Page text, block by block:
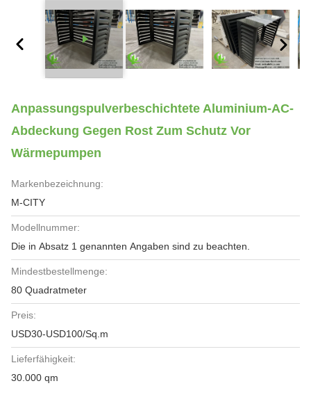
Anpassungspulverbeschichtete Aluminium-AC-
Abdeckung Gegen Rost Zum Schutz Vor
Wärmepumpen
Markenbezeichnung:
M-CITY
Modellnummer:
Die in Absatz 1 genannten Angaben sind zu beachten.
Mindestbestellmenge:
80 Quadratmeter
Preis:
USD30-USD100/Sq.m
Lieferfähigkeit:
30.000 qm